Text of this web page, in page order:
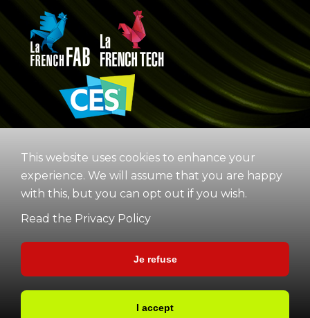
This website uses cookies to enhance your
experience. We will assume that you are happy
with this, but you can opt out if you wish.
Read the Privacy Policy
Je refuse
I accept
© COPYRIGHT VOLUMIC &Legal Mentions/Politique de
confidentialite